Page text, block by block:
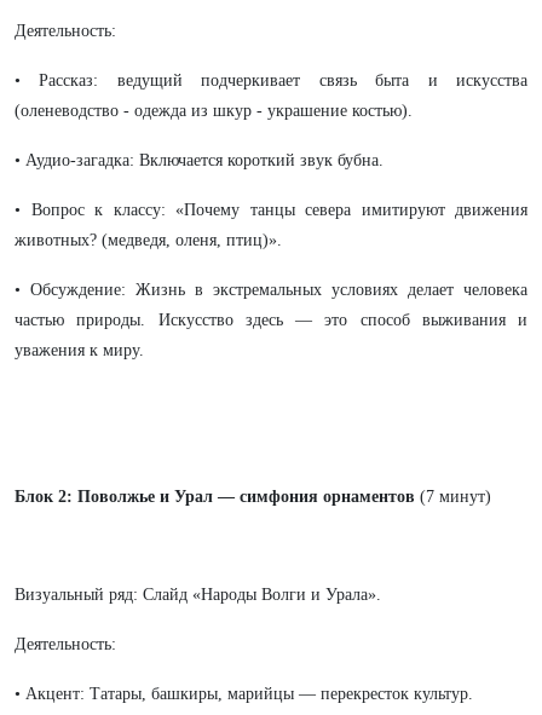
Деятельность:
• Рассказ: ведущий подчеркивает связь быта и искусства
(оленеводство - одежда из шкур - украшение костью).
• Аудио-загадка: Включается короткий звук бубна.
• Вопрос к классу: «Почему танцы севера имитируют движения
животных? (медведя, оленя, птиц)».
• Обсуждение: Жизнь в экстремальных условиях делает человека
частью природы. Искусство здесь — это способ выживания и
уважения к миру.
Блок 2: Поволжье и Урал — симфония орнаментов (7 минут)
Визуальный ряд: Слайд «Народы Волги и Урала».
Деятельность:
• Акцент: Татары, башкиры, марийцы — перекресток культур.